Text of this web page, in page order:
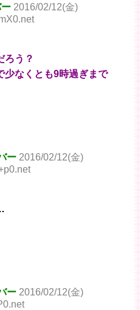
2016/02/12(金)
ろう？
少なくとも9時過ぎまで
ー 2016/02/12(金)
ー 2016/02/12(金)